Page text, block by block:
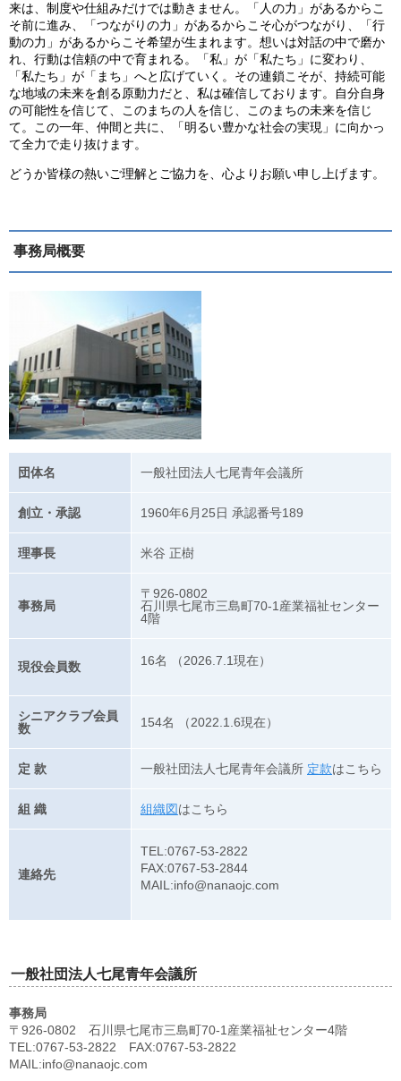
来は、制度や仕組みだけでは動きません。「人の力」があるからこ
そ前に進み、「つながりの力」があるからこそ心がつながり、「行
動の力」があるからこそ希望が生まれます。想いは対話の中で磨か
れ、行動は信頼の中で育まれる。「私」が「私たち」に変わり、
「私たち」が「まち」へと広げていく。その連鎖こそが、持続可能
な地域の未来を創る原動力だと、私は確信しております。自分自身
の可能性を信じて、このまちの人を信じ、このまちの未来を信じ
て。この一年、仲間と共に、「明るい豊かな社会の実現」に向かっ
て全力で走り抜けます。
どうか皆様の熱いご理解とご協力を、心よりお願い申し上げます。
事務局概要
団体名 一般社団法人七尾青年会議所
創立・承認 1960年6月25日 承認番号189
理事長 米谷 正樹
事務局
〒926-0802
石川県七尾市三島町70-1産業福祉センター
4階
現役会員数 16名 （2026.7.1現在）
シニアクラブ会員
数
154名 （2022.1.6現在）
定 款 一般社団法人七尾青年会議所 定款はこちら
組 織 組織図はこちら
連絡先
TEL:0767-53-2822
FAX:0767-53-2844
MAIL:info@nanaojc.com
一般社団法人七尾青年会議所
事務局
〒926-0802 石川県七尾市三島町70-1産業福祉センター4階
TEL:0767-53-2822 FAX:0767-53-2822
MAIL:info@nanaojc.com